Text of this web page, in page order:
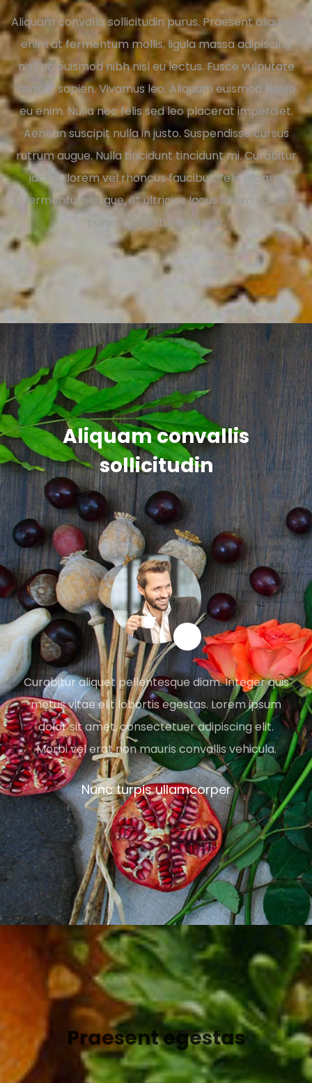
Aliquam convallis sollicitudin purus. Praesent aliquam,
enim at fermentum mollis, ligula massa adipiscing
nisl, ac euismod nibh nisl eu lectus. Fusce vulputate
sem at sapien. Vivamus leo. Aliquam euismod libero
eu enim. Nulla nec felis sed leo placerat imperdiet.
Aenean suscipit nulla in justo. Suspendisse cursus
rutrum augue. Nulla tincidunt tincidunt mi. Curabitur
iaculis, lorem vel rhoncus faucibus, felis magna
fermentum augue, et ultricies lacus lorem varius
purus. Curabitur eu amet.
Fusce vulputate
Aliquam convallis
sollicitudin
Curabitur aliquet pellentesque diam. Integer quis
metus vitae elit lobortis egestas. Lorem ipsum
dolor sit amet, consectetuer adipiscing elit.
Morbi vel erat non mauris convallis vehicula.
Nunc turpis ullamcorper
Aliquam
Praesent egestas